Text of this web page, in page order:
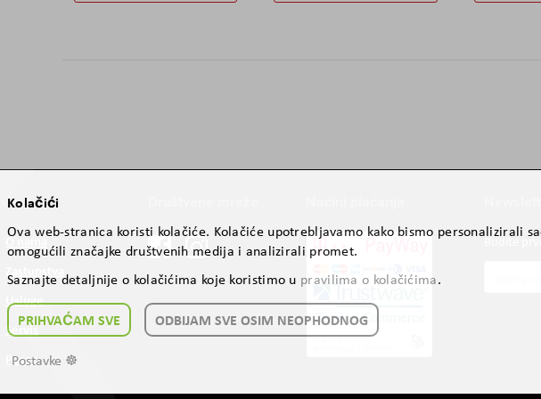
Budite
Aviteh
O nama
Usluge
Servis
Posao
Kolačići
Ova web-stranica koristi kolačiće. Kolačiće upotrebljavamo kako bismo personalizirali
omogućili značajke društvenih medija i analizirali promet.
Saznajte detaljnije o kolačićima koje koristimo u pravilima o kolačićima.
PRIHVAĆAM SVE ODBIJAM SVE OSIM NEOPHODNOG
Postavke ☸